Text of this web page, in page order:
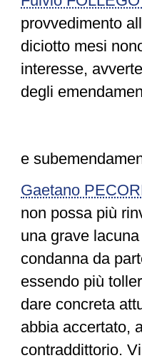
provvedimento
diciotto mesi
interesse,
degli
e
Gaetano
non possa più
una grave
condanna da
essendo più
dare concreta
abbia accertato,
contraddittorio.